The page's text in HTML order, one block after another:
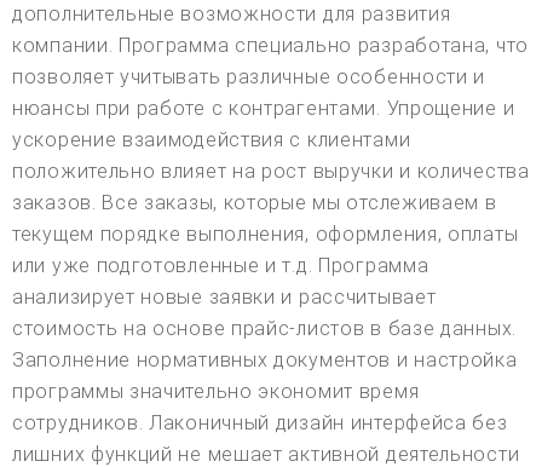
дополнительные возможности для развития
компании. Программа специально разработана, что
позволяет учитывать различные особенности и
нюансы при работе с контрагентами. Упрощение и
ускорение взаимодействия с клиентами
положительно влияет на рост выручки и количества
заказов. Все заказы, которые мы отслеживаем в
текущем порядке выполнения, оформления, оплаты
или уже подготовленные и т.д. Программа
анализирует новые заявки и рассчитывает
стоимость на основе прайс-листов в базе данных.
Заполнение нормативных документов и настройка
программы значительно экономит время
сотрудников. Лаконичный дизайн интерфейса без
лишних функций не мешает активной деятельности